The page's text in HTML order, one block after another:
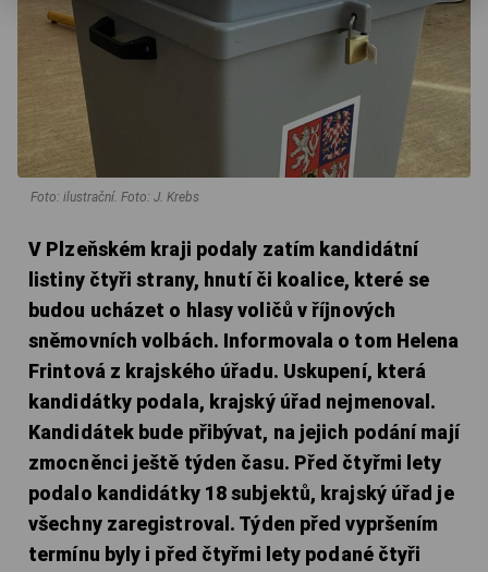
Foto: ilustrační. Foto: J. Krebs
V Plzeňském kraji podaly zatím kandidátní
listiny čtyři strany, hnutí či koalice, které se
budou ucházet o hlasy voličů v říjnových
sněmovních volbách. Informovala o tom Helena
Frintová z krajského úřadu. Uskupení, která
kandidátky podala, krajský úřad nejmenoval.
Kandidátek bude přibývat, na jejich podání mají
zmocněnci ještě týden času. Před čtyřmi lety
podalo kandidátky 18 subjektů, krajský úřad je
všechny zaregistroval. Týden před vypršením
termínu byly i před čtyřmi lety podané čtyři